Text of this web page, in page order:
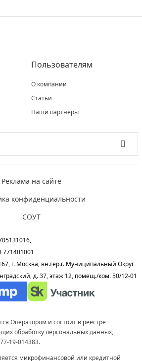
Пользователям
О компании
Статьи
Наши партнеры
Реклама на сайте
конфиденциальности
СОУТ
г. Москва, вн.тер.г. Муниципальный Округ
д. 37, этаж 12, помещ./ком. 50/12-01
Оператором и состоит в реестре
обработку персональных данных,
19-014383.
микрофинансовой или кредитной